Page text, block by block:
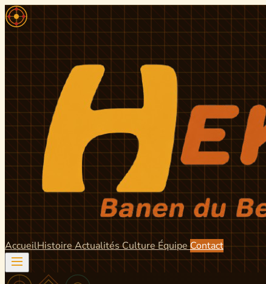
AccueilHistoire ActualitésCulture Équipe Contact